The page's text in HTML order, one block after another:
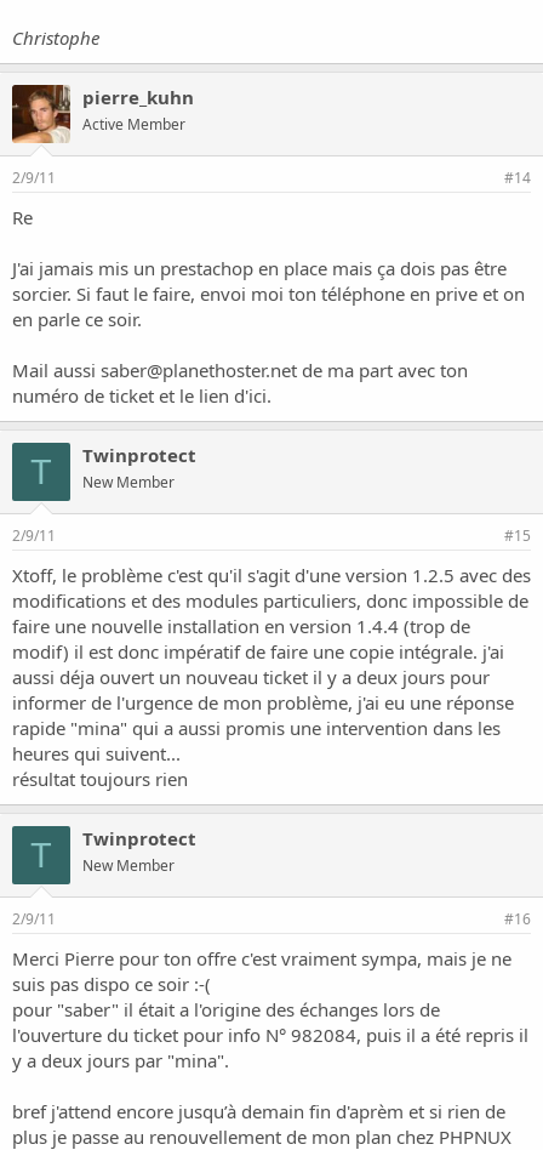
Christophe
pierre_kuhn
Active Member
2/9/11 #14
Re
J'ai jamais mis un prestachop en place mais ça dois pas être
sorcier. Si faut le faire, envoi moi ton téléphone en prive et on
en parle ce soir.
Mail aussi saber@planethoster.net de ma part avec ton
numéro de ticket et le lien d'ici.
T Twinprotect
New Member
2/9/11 #15
Xtoff, le problème c'est qu'il s'agit d'une version 1.2.5 avec des
modifications et des modules particuliers, donc impossible de
faire une nouvelle installation en version 1.4.4 (trop de
modif) il est donc impératif de faire une copie intégrale. j'ai
aussi déja ouvert un nouveau ticket il y a deux jours pour
informer de l'urgence de mon problème, j'ai eu une réponse
rapide "mina" qui a aussi promis une intervention dans les
heures qui suivent...
résultat toujours rien
T Twinprotect
New Member
2/9/11 #16
Merci Pierre pour ton offre c'est vraiment sympa, mais je ne
suis pas dispo ce soir :-(
pour "saber" il était a l'origine des échanges lors de
l'ouverture du ticket pour info N° 982084, puis il a été repris il
y a deux jours par "mina".
bref j'attend encore jusqu’à demain fin d'aprèm et si rien de
plus je passe au renouvellement de mon plan chez PHPNUX